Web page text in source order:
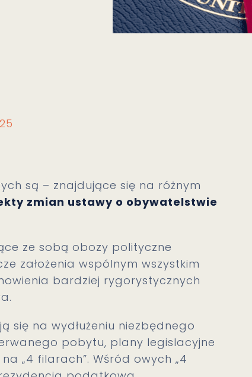
są – znajdujące się na różnym
zmian ustawy o obywatelstwie
ze sobą obozy polityczne
założenia wspólnym wszystkim
bardziej rygorystycznych
się na wydłużeniu niezbędnego
pobytu, plany legislacyjne
„4 filarach”. Wśród owych „4